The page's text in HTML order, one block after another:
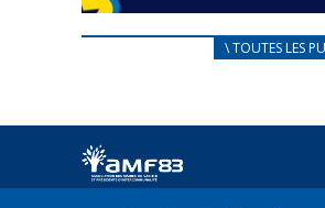
CARNET D’ACCUEIL
Afin d’accompagner au mieux les
FEUILLETER
\ TOUTES LES